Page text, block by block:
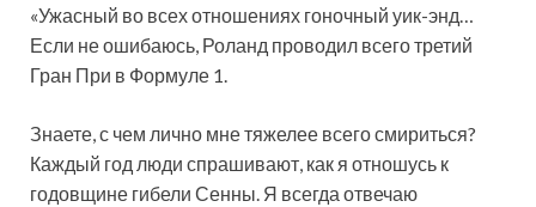
«Ужасный во всех отношениях гоночный уик-энд…
Если не ошибаюсь, Роланд проводил всего третий
Гран При в Формуле 1.
Знаете, с чем лично мне тяжелее всего смириться?
Каждый год люди спрашивают, как я отношусь к
годовщине гибели Сенны. Я всегда отвечаю